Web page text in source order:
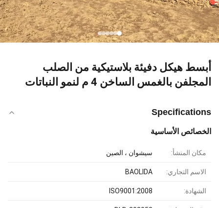
أبسط هيكل دفيئة بلاستيكية من الصلب
المجلفن بالغمس الساخن 4 م لنمو النباتات
Specifications
الخصائص الأساسية
مكان المنشأ: سيشوان ، الصين
الاسم التجاري: BAOLIDA
الشهادة: ISO9001:2008